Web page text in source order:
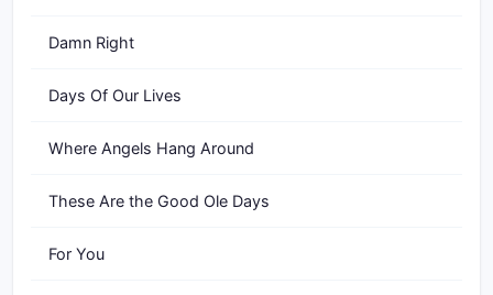
Damn Right
Days Of Our Lives
Where Angels Hang Around
These Are the Good Ole Days
For You